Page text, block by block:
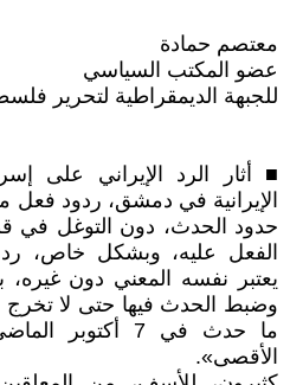
معتصم حمادة
عضو المكتب السياسي
للجبهة الديمقراطية لتحرير
■ أثار الرد الإيراني على
الإيرانية في دمشق، ردود فعل
حدود الحدث، دون التوغل في
الفعل عليه، وبشكل خاص، رد
يعتبر نفسه المعني دون غيره،
وضبط الحدث فيها حتى لا
ما حدث في 7
الأقصى».